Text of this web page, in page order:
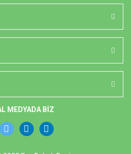
MEDYADA BİZ